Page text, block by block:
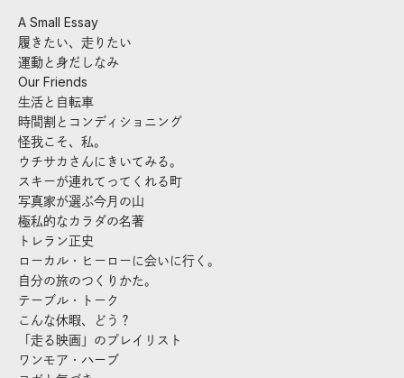
A Small Essay
履きたい、走りたい
運動と身だしなみ
Our Friends
生活と自転車
時間割とコンディショニング
怪我こそ、私。
ウチサカさんにきいてみる。
スキーが連れてってくれる町
写真家が選ぶ今月の山
極私的なカラダの名著
トレラン正史
ローカル・ヒーローに会いに行く。
自分の旅のつくりかた。
テーブル・トーク
こんな休暇、どう？
「走る映画」のプレイリスト
ワンモア・ハーブ